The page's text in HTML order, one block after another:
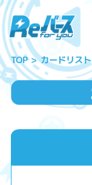
TOP カードリスト